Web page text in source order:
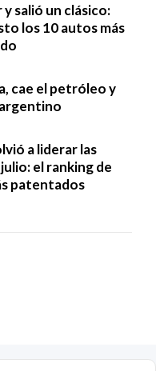
salió un clásico:
los 10 autos más
cae el petróleo y
a liderar las
el ranking de
patentados